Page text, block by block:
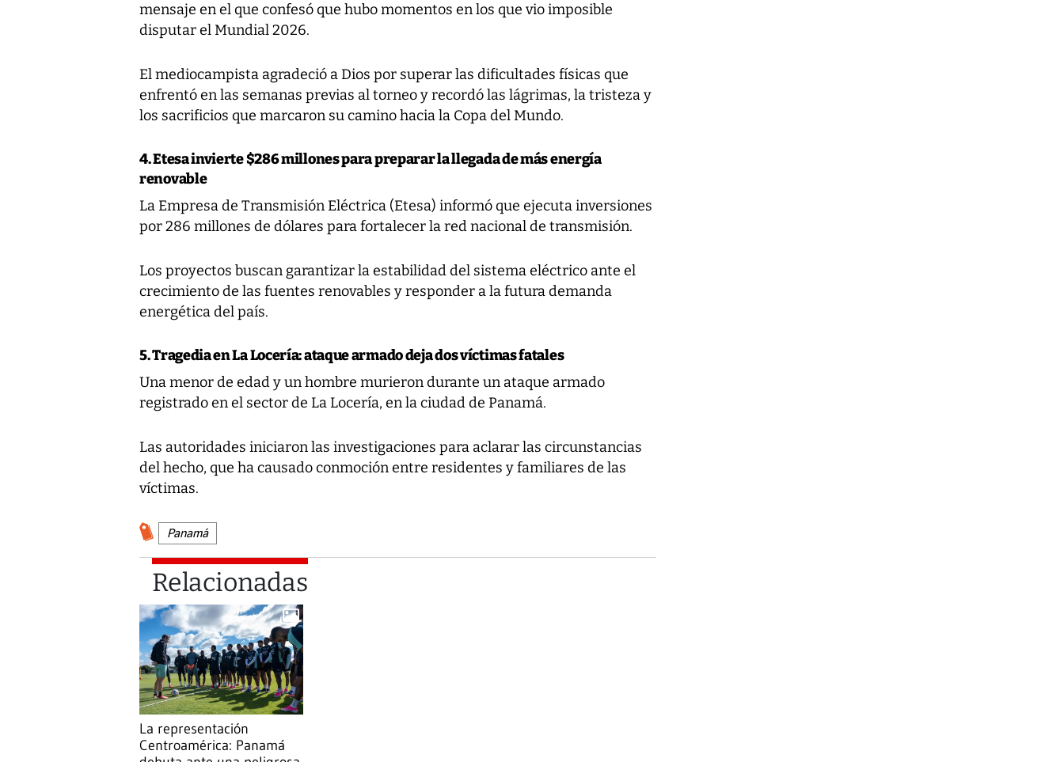
mensaje en el que confesó que hubo momentos en los que vio imposible
disputar el Mundial 2026.
El mediocampista agradeció a Dios por superar las dificultades físicas que
enfrentó en las semanas previas al torneo y recordó las lágrimas, la tristeza y
los sacrificios que marcaron su camino hacia la Copa del Mundo.
4. Etesa invierte $286 millones para preparar la llegada de más energía
renovable
La Empresa de Transmisión Eléctrica (Etesa) informó que ejecuta inversiones
por 286 millones de dólares para fortalecer la red nacional de transmisión.
Los proyectos buscan garantizar la estabilidad del sistema eléctrico ante el
crecimiento de las fuentes renovables y responder a la futura demanda
energética del país.
5. Tragedia en La Locería: ataque armado deja dos víctimas fatales
Una menor de edad y un hombre murieron durante un ataque armado
registrado en el sector de La Locería, en la ciudad de Panamá.
Las autoridades iniciaron las investigaciones para aclarar las circunstancias
del hecho, que ha causado conmoción entre residentes y familiares de las
víctimas.
Panamá
Relacionadas
La representación
Centroamérica: Panamá